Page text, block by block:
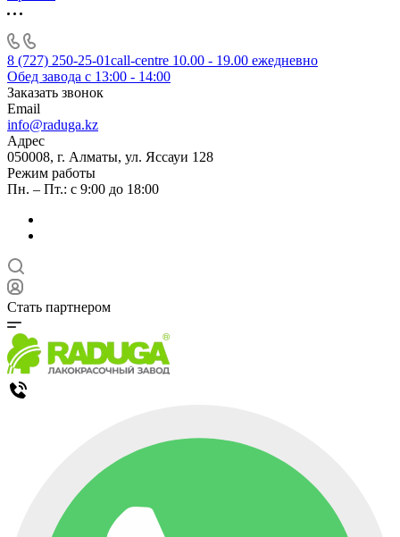
8 (727) 250-25-01call-centre 10.00 - 19.00 ежедневно
Обед завода с 13:00 - 14:00
Заказать звонок
Email
info@raduga.kz
Адрес
050008, г. Алматы, ул. Яссауи 128
Режим работы
Пн. – Пт.: с 9:00 до 18:00
Стать партнером